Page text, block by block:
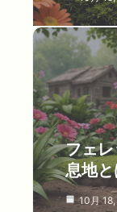
フェ
息地
10月